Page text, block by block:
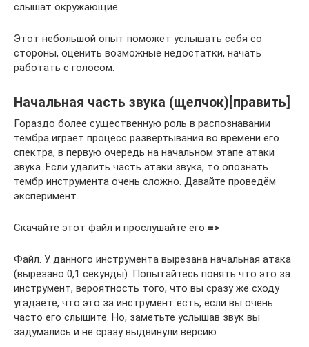
слышат окружающие.
Этот небольшой опыт поможет услышать себя со
стороны, оценить возможные недостатки, начать
работать с голосом.
Начальная часть звука (щелчок)[править]
Гораздо более существенную роль в распознавании
тембра играет процесс развертывания во времени его
спектра, в первую очередь на начальном этапе атаки
звука. Если удалить часть атаки звука, то опознать
тембр инструмента очень сложно. Давайте проведём
эксперимент.
Скачайте этот файл и прослушайте его =>
Файл. У данного инструмента вырезана начальная атака
(вырезано 0,1 секунды). Попытайтесь понять что это за
инструмент, вероятность того, что вы сразу же сходу
угадаете, что это за инструмент есть, если вы очень
часто его слышите. Но, заметьте услышав звук вы
задумались и не сразу выдвинули версию.